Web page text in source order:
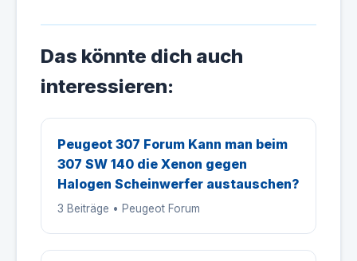
Das könnte dich auch
interessieren:
Peugeot 307 Forum Kann man beim
307 SW 140 die Xenon gegen
Halogen Scheinwerfer austauschen?
3 Beiträge • Peugeot Forum